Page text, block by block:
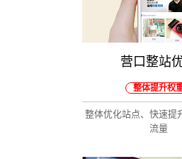
营口整站
整体提升权
整体优化站点、快速提
流量